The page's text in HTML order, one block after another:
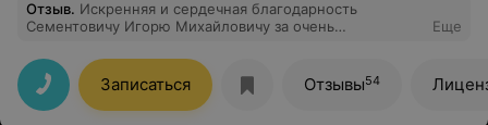
Отзыв. Искренняя и сердечная благодарность
Сементовичу Игорю Михайловичу за очень
проблемам.
Еще
Записаться Отзывы54